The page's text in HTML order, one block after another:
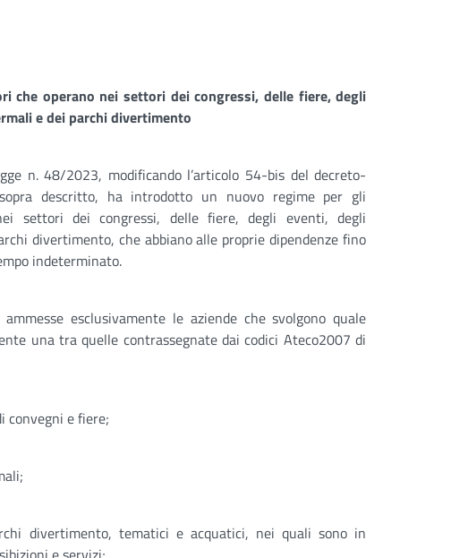
che operano nei settori dei congressi, delle fiere, degli
e dei parchi divertimento
n. 48/2023, modificando l’articolo 54-bis del decreto-
descritto, ha introdotto un nuovo regime per gli
settori dei congressi, delle fiere, degli eventi, degli
divertimento, che abbiano alle proprie dipendenze fino
indeterminato.
esclusivamente le aziende che svolgono quale
una tra quelle contrassegnate dai codici Ateco2007 di
convegni e fiere;
divertimento, tematici e acquatici, nei quali sono in